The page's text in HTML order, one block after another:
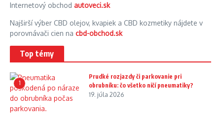
Internetový obchod autoveci.sk
Najširší výber CBD olejov, kvapiek a CBD kozmetiky nájdete v
porovnávači cien na cbd-obchod.sk
Top témy
1
Prudké rozjazdy či parkovanie pri
obrubníku: čo všetko ničí pneumatiky?
19. júla 2026